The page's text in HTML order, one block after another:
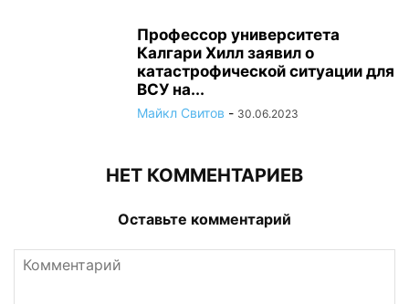
Профессор университета
Калгари Хилл заявил о
катастрофической ситуации для
ВСУ на...
Майкл Свитов - 30.06.2023
НЕТ КОММЕНТАРИЕВ
Оставьте комментарий